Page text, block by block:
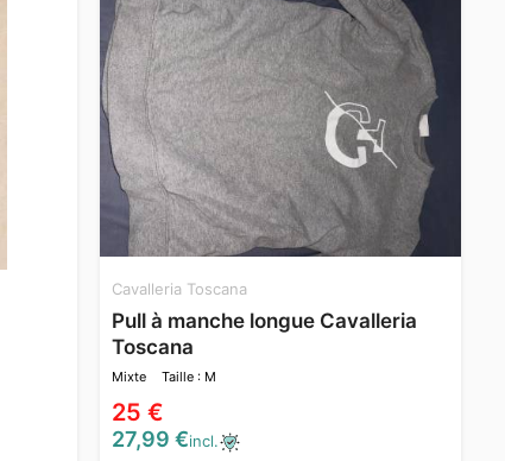
Cavalleria Toscana
Pull à manche longue Cavalleria
Toscana
Mixte Taille : M
25 €
27,99 €incl.